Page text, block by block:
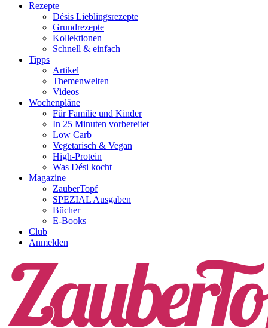
Rezepte
Désis Lieblingsrezepte
Grundrezepte
Kollektionen
Schnell & einfach
Tipps
Artikel
Themenwelten
Videos
Wochenpläne
Für Familie und Kinder
In 25 Minuten vorbereitet
Low Carb
Vegetarisch & Vegan
High-Protein
Was Dési kocht
Magazine
ZauberTopf
SPEZIAL Ausgaben
Bücher
E-Books
Club
Anmelden